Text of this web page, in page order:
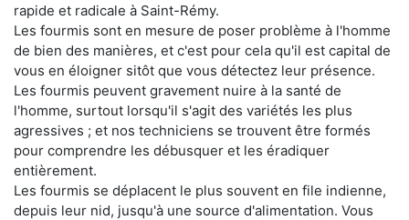
rapide et radicale à Saint-Rémy.
Les fourmis sont en mesure de poser problème à l'homme
de bien des manières, et c'est pour cela qu'il est capital de
vous en éloigner sitôt que vous détectez leur présence.
Les fourmis peuvent gravement nuire à la santé de
l'homme, surtout lorsqu'il s'agit des variétés les plus
agressives ; et nos techniciens se trouvent être formés
pour comprendre les débusquer et les éradiquer
entièrement.
Les fourmis se déplacent le plus souvent en file indienne,
depuis leur nid, jusqu'à une source d'alimentation. Vous